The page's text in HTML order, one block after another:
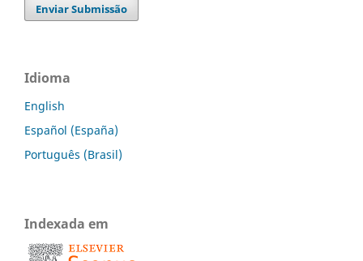
Enviar Submissão
Idioma
English
Español (España)
Português (Brasil)
Indexada em